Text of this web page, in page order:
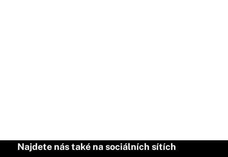
Najdete nás také na sociálních sítích